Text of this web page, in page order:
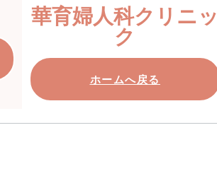
華育婦人科クリニッ
ク
ホームへ戻る